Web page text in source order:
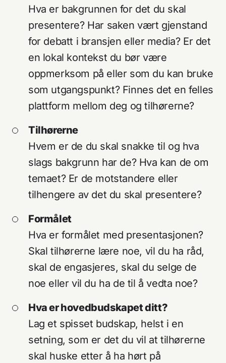
Hva er bakgrunnen for det du skal
presentere? Har saken vært gjenstand
for debatt i bransjen eller media? Er det
en lokal kontekst du bør være
oppmerksom på eller som du kan bruke
som utgangspunkt? Finnes det en felles
plattform mellom deg og tilhørerne?
Tilhørerne
Hvem er de du skal snakke til og hva
slags bakgrunn har de? Hva kan de om
temaet? Er de motstandere eller
tilhengere av det du skal presentere?
Formålet
Hva er formålet med presentasjonen?
Skal tilhørerne lære noe, vil du ha råd,
skal de engasjeres, skal du selge de
noe eller vil du ha de til å vedta noe?
Hva er hovedbudskapet ditt?
Lag et spisset budskap, helst i en
setning, som er det du vil at tilhørerne
skal huske etter å ha hørt på